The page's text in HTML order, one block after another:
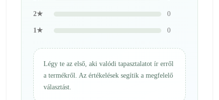
2★ 0
1★ 0
Légy te az első, aki valódi tapasztalatot ír erről
a termékről. Az értékelések segítik a megfelelő
választást.